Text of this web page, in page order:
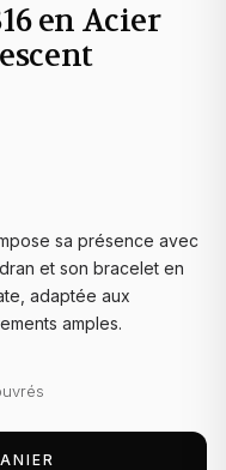
en Acier
sa présence avec
et son bracelet en
adaptée aux
amples.